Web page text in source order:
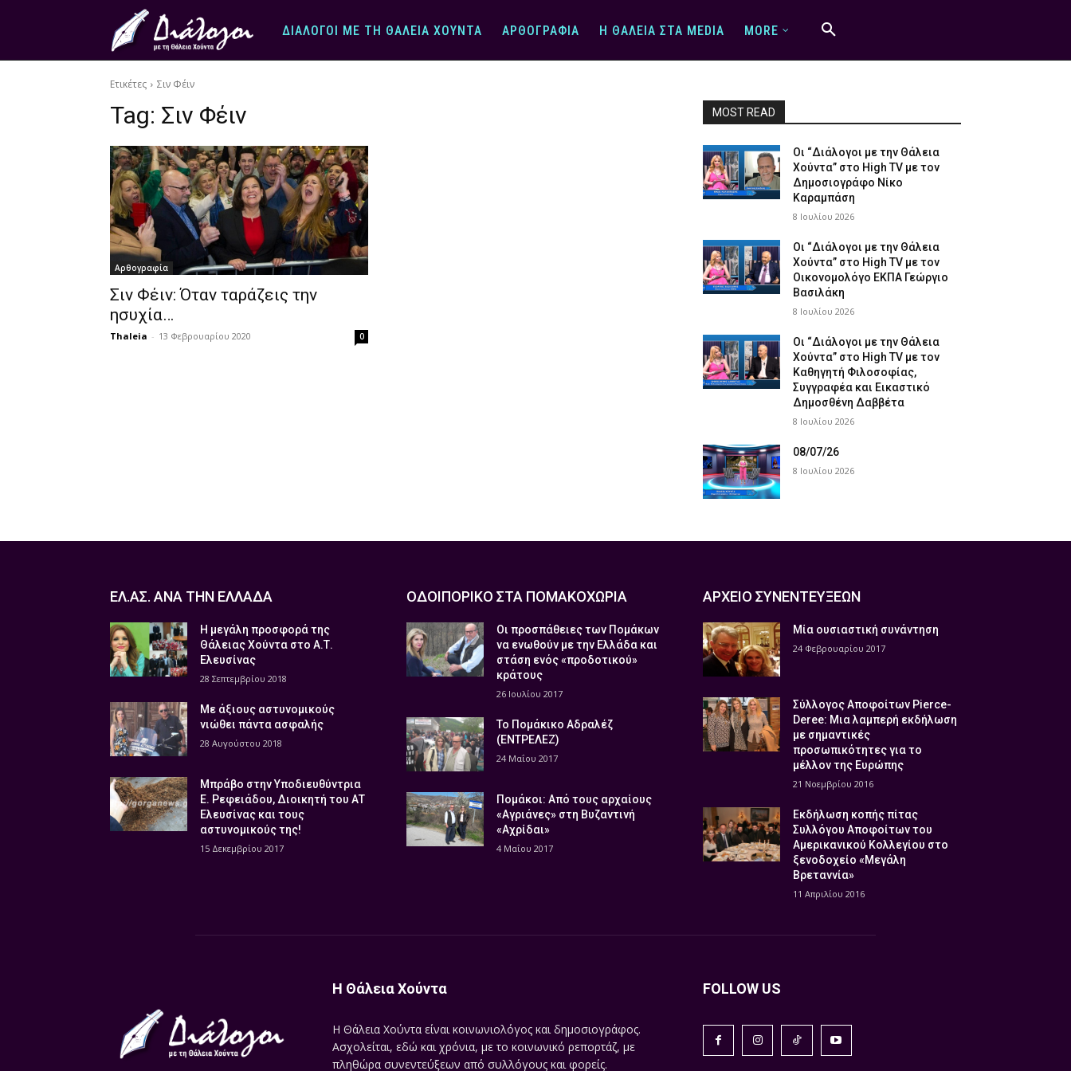
ΔΙΆΛΟΓΟΙ ΜΕ ΤΗ ΘΆΛΕΙΑ ΧΟΎΝΤΑ ΑΡΘΟΓΡΑΦΊΑ Η ΘΆΛΕΙΑ ΣΤΑ MEDIA MORE
Ετικέτες Σιν Φέιν
Tag: Σιν Φέιν
Αρθογραφία
Σιν Φέιν: Όταν ταράζεις την
ησυχία…
Thaleia - 13 Φεβρουαρίου 2020 0
MOST READ
Οι “Διάλογοι με την Θάλεια
Χούντα” στο High TV με τον
Δημοσιογράφο Νίκο
Καραμπάση
8 Ιουλίου 2026
Οι “Διάλογοι με την Θάλεια
Χούντα” στο High TV με τον
Οικονομολόγο ΕΚΠΑ Γεώργιο
Βασιλάκη
8 Ιουλίου 2026
Οι “Διάλογοι με την Θάλεια
Χούντα” στο High TV με τον
Καθηγητή Φιλοσοφίας,
Συγγραφέα και Εικαστικό
Δημοσθένη Δαββέτα
8 Ιουλίου 2026
08/07/26
8 Ιουλίου 2026
ΕΛ.ΑΣ. ΑΝΑ ΤΗΝ ΕΛΛΑΔΑ
Η μεγάλη προσφορά της
Θάλειας Χούντα στο Α.Τ.
Ελευσίνας
28 Σεπτεμβρίου 2018
Με άξιους αστυνομικούς
νιώθει πάντα ασφαλής
28 Αυγούστου 2018
Μπράβο στην Υποδιευθύντρια
Ε. Ρεφειάδου, Διοικητή του ΑΤ
Ελευσίνας και τους
αστυνομικούς της!
15 Δεκεμβρίου 2017
ΟΔΟΙΠΟΡΙΚΟ ΣΤΑ ΠΟΜΑΚΟΧΩΡΙΑ
Οι προσπάθειες των Πομάκων
να ενωθούν με την Ελλάδα και
στάση ενός «προδοτικού»
κράτους
26 Ιουλίου 2017
Το Πομάκικο Αδραλέζ
(ΕΝΤΡΕΛΕΖ)
24 Μαΐου 2017
Πομάκοι: Από τους αρχαίους
«Αγριάνες» στη Βυζαντινή
«Αχρίδαι»
4 Μαΐου 2017
ΑΡΧΕΙΟ ΣΥΝΕΝΤΕΥΞΕΩΝ
Μία ουσιαστική συνάντηση
24 Φεβρουαρίου 2017
Σύλλογος Αποφοίτων Pierce-
Deree: Μια λαμπερή εκδήλωση
με σημαντικές
προσωπικότητες για το
μέλλον της Ευρώπης
21 Νοεμβρίου 2016
Εκδήλωση κοπής πίτας
Συλλόγου Αποφοίτων του
Αμερικανικού Κολλεγίου στο
ξενοδοχείο «Μεγάλη
Βρεταννία»
11 Απριλίου 2016
Η Θάλεια Χούντα
Η Θάλεια Χούντα είναι κοινωνιολόγος και δημοσιογράφος.
Ασχολείται, εδώ και χρόνια, με το κοινωνικό ρεπορτάζ, με
πληθώρα συνεντεύξεων από συλλόγους και φορείς.
FOLLOW US